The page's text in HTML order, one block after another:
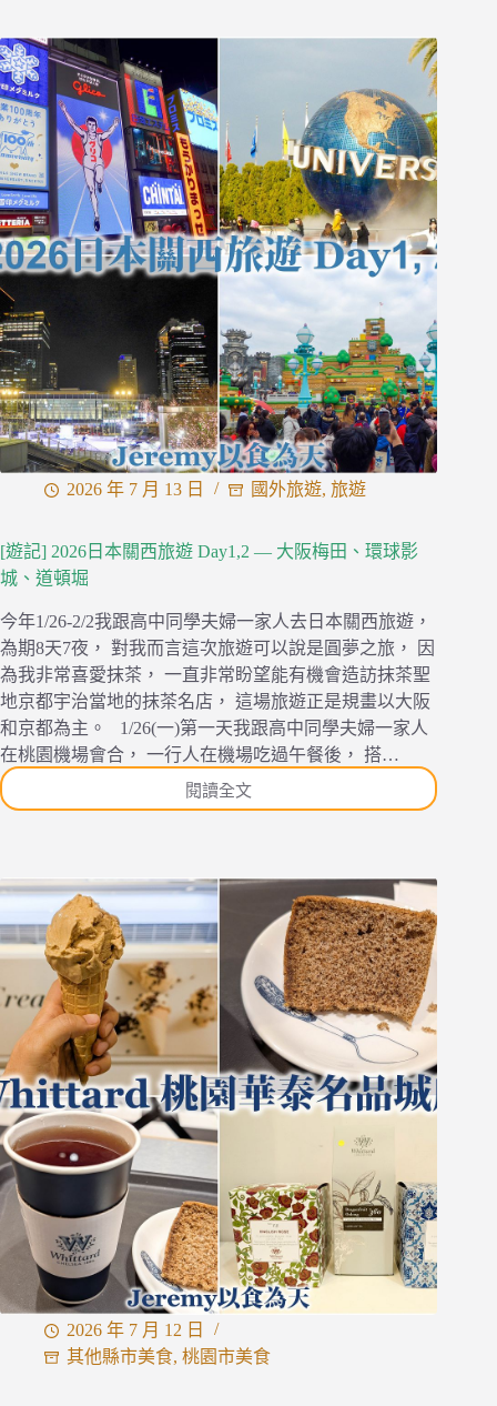
滋
日
式
豬
排
—
師
大
路
上
高
CP
值
日
式
炸
豬
排
店
2026 年 7 月 13 日 國外旅遊, 旅遊
[遊記] 2026日本關西旅遊 Day1,2 — 大阪梅田、環球影
城、道頓堀
今年1/26-2/2我跟高中同學夫婦一家人去日本關西旅遊，
為期8天7夜， 對我而言這次旅遊可以說是圓夢之旅， 因
為我非常喜愛抹茶， 一直非常盼望能有機會造訪抹茶聖
地京都宇治當地的抹茶名店， 這場旅遊正是規畫以大阪
和京都為主。 1/26(一)第一天我跟高中同學夫婦一家人
在桃園機場會合， 一行人在機場吃過午餐後， 搭…
閱讀全文
[遊
本
西
旅
遊
Day1,2
—
阪
梅
田、
環
影
城、
道
頓
堀
2026 年 7 月 12 日
其他縣市美食, 桃園市美食